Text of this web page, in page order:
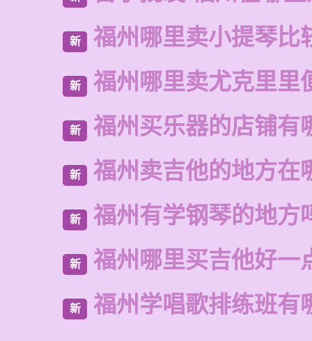
新 福州哪里卖小提琴比
新 福州哪里卖尤克里里
新 福州买乐器的店铺有
新 福州卖吉他的地方在
新 福州有学钢琴的地方
新 福州哪里买吉他好一
新 福州学唱歌排练班有